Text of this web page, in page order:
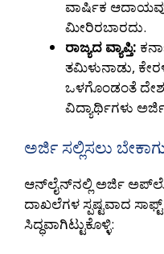
ವಾರ್ಷಿಕ
ಮೀರಿರಬಾರದು.
ರಾಜ್ಯದ ವ್ಯಾಪ್ತಿ:
ತಮಿಳುನಾಡು,
ಒಳಗೊಂಡಂತೆ
ವಿದ್ಯಾರ್ಥಿಗಳು
ಅರ್ಜಿ ಸಲ್ಲಿಸಲು
ಆನ್‌ಲೈನ್‌ನಲ್ಲಿ ಅರ್ಜಿ
ದಾಖಲೆಗಳ ಸ್ಪಷ್ಟವಾದ
ಸಿದ್ಧವಾಗಿಟ್ಟುಕೊಳ್ಳಿ: